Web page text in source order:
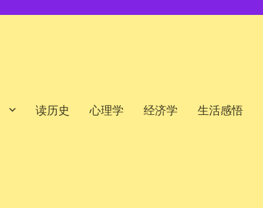
读历史 心理学 经济学 生活感悟